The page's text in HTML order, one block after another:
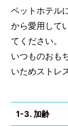
ペットホテル
から愛用して
てください。
いつものおも
いためストレ
1-3. 加齢